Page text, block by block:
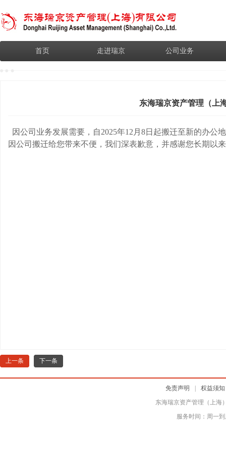
首页 走进瑞京 公司业务
东海瑞京资产管理（上
因公司业务发展需要，自2025年12月8日起搬迁至新的办公
因公司搬迁给您带来不便，我们深表歉意，并感谢您长期以
上一条 下一条
免责声明
权益须知
东海瑞京资产管理（上海
服务时间：周一到